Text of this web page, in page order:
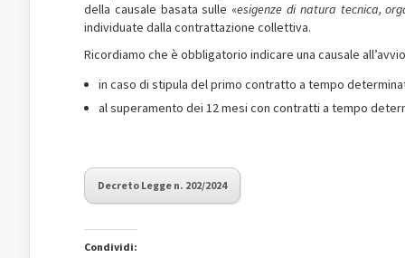
della causale basata sulle «esigenze di natura tecnica,
individuate dalla contrattazione collettiva.
Ricordiamo che è obbligatorio indicare una causale
in caso di stipula del primo contratto a tempo
al superamento dei 12 mesi con contratti a tempo
Decreto Legge n. 202/2024
Condividi: